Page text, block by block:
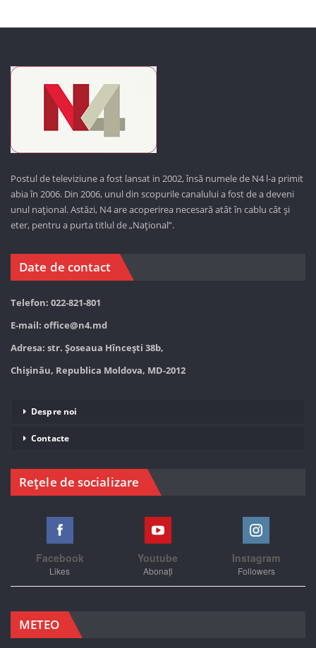
Postul de televiziune a fost lansat in 2002, însă numele de N4 l-a primit
abia în 2006. Din 2006, unul din scopurile canalului a fost de a deveni
unul național. Astăzi, N4 are acoperirea necesară atât în cablu cât și
eter, pentru a purta titlul de „Național”.
Date de contact
Telefon: 022-821-801
E-mail: office@n4.md
Adresa: str. Șoseaua Hînceşti 38b,
Chișinău, Republica Moldova, MD-2012
Despre noi
Contacte
Rețele de socializare
Facebook
Likes
Youtube
Abonați
Instagram
Followers
METEO